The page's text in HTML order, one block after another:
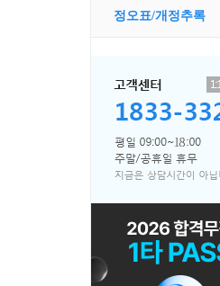
정오표/개정추록